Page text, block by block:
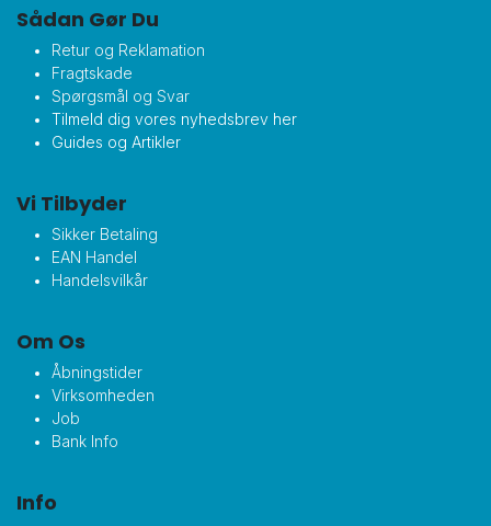
Sådan Gør Du
Retur og Reklamation
Fragtskade
Spørgsmål og Svar
Tilmeld dig vores nyhedsbrev her
Guides og Artikler
Vi Tilbyder
Sikker Betaling
EAN Handel
Handelsvilkår
Om Os
Åbningstider
Virksomheden
Job
Bank Info
Info